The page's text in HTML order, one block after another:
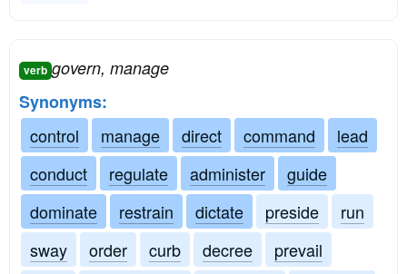
verb govern, manage
Synonyms:
control
manage direct command
lead
conduct
regulate administer
guide
dominate
restrain dictate preside
run
sway
order curb decree
prevail